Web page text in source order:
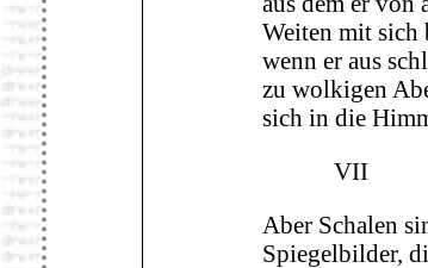
Weiten mit sich
wenn er aus
zu wolkigen
sich in die
VII
Aber Schalen
Spiegelbilder,